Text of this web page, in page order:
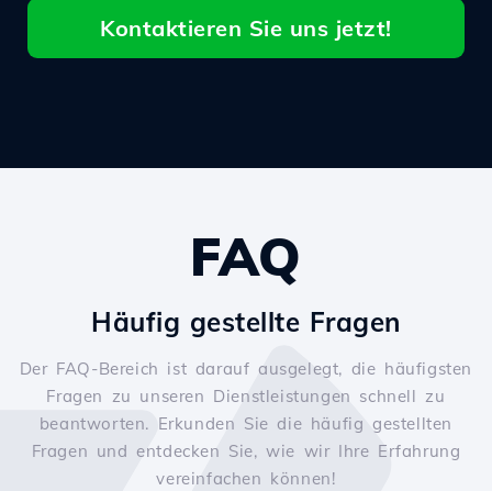
Kontaktieren Sie uns jetzt!
FAQ
Häufig gestellte Fragen
Der FAQ-Bereich ist darauf ausgelegt, die häufigsten
Fragen zu unseren Dienstleistungen schnell zu
beantworten. Erkunden Sie die häufig gestellten
Fragen und entdecken Sie, wie wir Ihre Erfahrung
vereinfachen können!